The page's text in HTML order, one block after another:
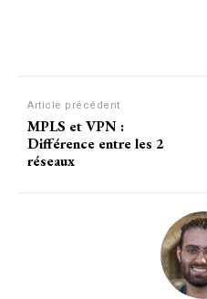
Article précédent
MPLS et VPN :
Différence entre les 2
réseaux